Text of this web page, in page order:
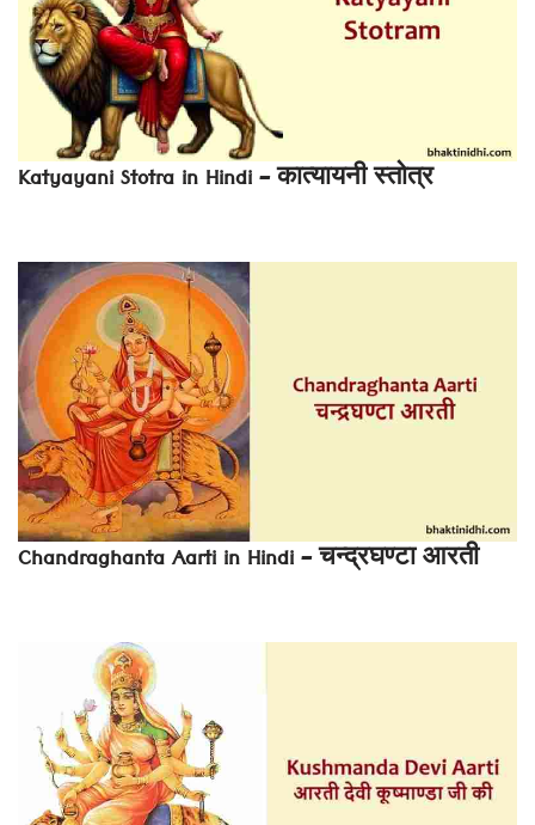
Katyayani Stotra in Hindi – कात्यायनी स्तोत्र
Chandraghanta Aarti in Hindi – चन्द्रघण्टा आरती